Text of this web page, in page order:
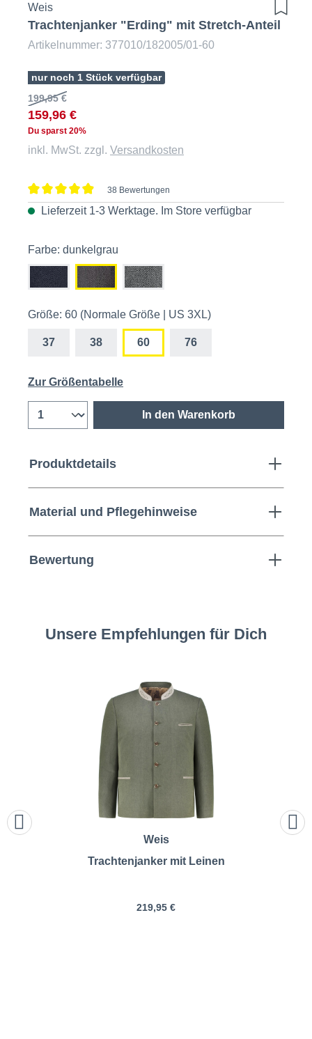
Weis
Trachtenjanker "Erding" mit Stretch-Anteil
Artikelnummer: 377010/182005/01-60
nur noch 1 Stück verfügbar
199,95 €
159,96 €
Du sparst 20%
inkl. MwSt. zzgl. Versandkosten
Durchschnittliche Bewertung von 4.8 von 5 Sternen
38 Bewertungen
Lieferzeit 1-3 Werktage. Im Store verfügbar
Farbe: dunkelgrau
Größe: 60 (Normale Größe | US 3XL)
37 38 60 76
Zur Größentabelle
In den Warenkorb
Produktdetails
Material und Pflegehinweise
Bewertung
Unsere Empfehlungen für Dich
Weis
Trachtenjanker mit Leinen
219,95 €